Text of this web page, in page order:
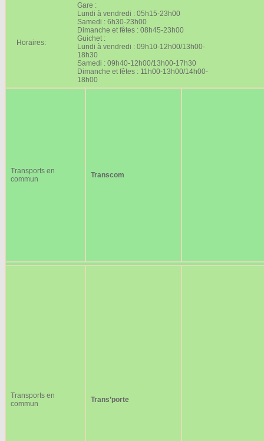
Horaires:
Gare :
Lundi à vendredi : 05h15-23h00
Samedi : 6h30-23h00
Dimanche et fêtes : 08h45-23h00
Guichet :
Lundi à vendredi : 09h10-12h00/13h00-
18h30
Samedi : 09h40-12h00/13h00-17h30
Dimanche et fêtes : 11h00-13h00/14h00-
18h00
Transports en
commun
Transcom
Transports en
commun
Trans’porte